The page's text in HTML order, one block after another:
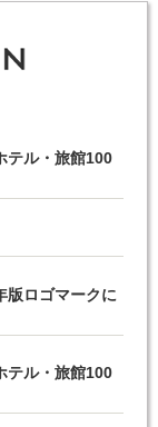
テル・旅館100
版ロゴマークに
テル・旅館100